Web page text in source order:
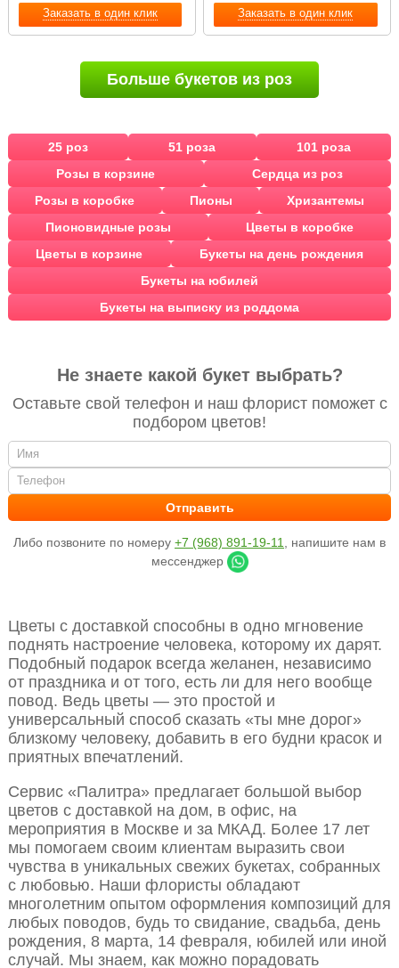
Заказать в один клик Заказать в один клик
Больше букетов из роз
25 роз 51 роза
101 роза
Розы в корзине
Сердца из роз
Розы в коробке
Пионы
Хризантемы
Пионовидные розы
Цветы в коробке
Цветы в корзине
Букеты на день рождения
Букеты на юбилей
Букеты на выписку из роддома
Не знаете какой букет выбрать?
Оставьте свой телефон и наш флорист поможет с
подбором цветов!
Либо позвоните по номеру +7 (968) 891-19-11
, напишите нам в
мессенджер
Цветы с доставкой способны в одно мгновение
поднять настроение человека, которому их дарят.
Подобный подарок всегда желанен, независимо
от праздника и от того, есть ли для него вообще
повод. Ведь цветы — это простой и
универсальный способ сказать «ты мне дорог»
близкому человеку, добавить в его будни красок и
приятных впечатлений.
Сервис «Палитра» предлагает большой выбор
цветов с доставкой на дом, в офис, на
мероприятия в Москве и за МКАД. Более 17 лет
мы помогаем своим клиентам выразить свои
чувства в уникальных свежих букетах, собранных
с любовью. Наши флористы обладают
многолетним опытом оформления композиций для
любых поводов, будь то свидание, свадьба, день
рождения, 8 марта, 14 февраля, юбилей или иной
случай. Мы знаем, как можно порадовать